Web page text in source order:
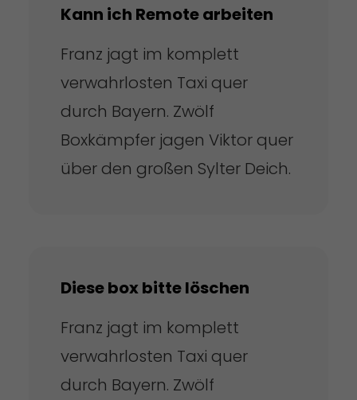
Kann ich Remote arbeiten
Franz jagt im komplett
verwahrlosten Taxi quer
durch Bayern. Zwölf
Boxkämpfer jagen Viktor quer
über den großen Sylter Deich.
Diese box bitte löschen
Franz jagt im komplett
verwahrlosten Taxi quer
durch Bayern. Zwölf